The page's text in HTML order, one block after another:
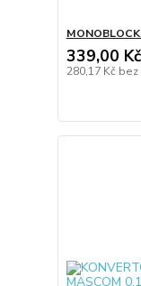
339,00 Kč
280,17 Kč bez